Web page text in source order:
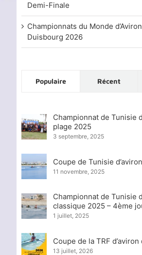
Demi-Finale
Championnats du Monde
Duisbourg 2026
Populaire Récent
Championnat de Tunisie
plage 2025
3 septembre, 2025
Coupe de Tunisie
11 novembre, 2025
Championnat de Tunisie
classique 2025 – 4ème
1 juillet, 2025
Coupe de la TRF
13 juillet, 2026